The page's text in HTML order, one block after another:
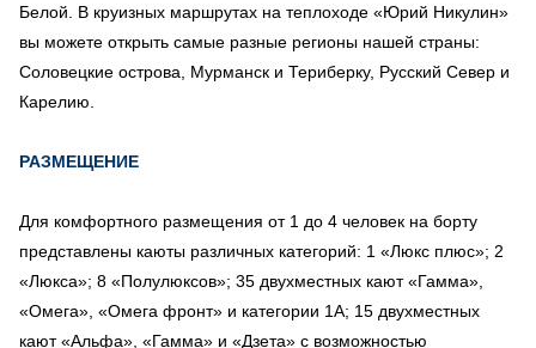
Белой. В круизных маршрутах на теплоходе «Юрий Никулин»
вы можете открыть самые разные регионы нашей страны:
Соловецкие острова, Мурманск и Териберку, Русский Север и
Карелию.
РАЗМЕЩЕНИЕ
Для комфортного размещения от 1 до 4 человек на борту
представлены каюты различных категорий: 1 «Люкс плюс»; 2
«Люкса»; 8 «Полулюксов»; 35 двухместных кают «Гамма»,
«Омега», «Омега фронт» и категории 1А; 15 двухместных
кают «Альфа», «Гамма» и «Дзета» с возможностью